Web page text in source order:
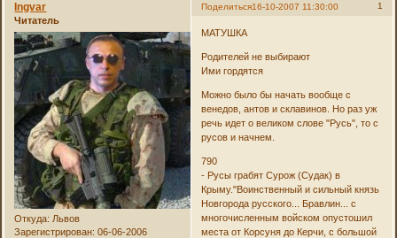
Поделиться 1
16-10-2007 11:30:00
Ingvar
Читатель
Откуда: Львов
Зарегистрирован: 06-06-2006
МАТУШКА
Родителей не выбирают
Ими гордятся
Можно было бы начать вообще с
венедов, антов и склавинов. Но раз уж
речь идет о великом слове "Русь", то с
русов и начнем.
790
- Русы грабят Сурож (Судак) в
Крыму."Воинственный и сильный князь
Новгорода русского... Бравлин... с
многочисленным войском опустошил
места от Корсуня до Керчи, с большой